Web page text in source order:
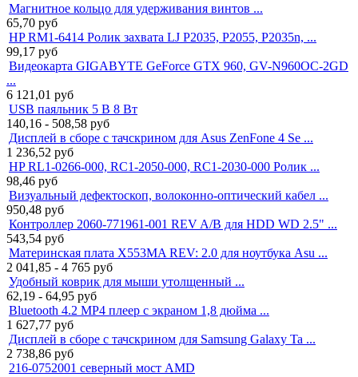
Магнитное кольцо для удерживания винтов ...
65,70 руб
HP RM1-6414 Ролик захвата LJ P2035, P2055, P2035n, ...
99,17 руб
Видеокарта GIGABYTE GeForce GTX 960, GV-N960OC-2GD
...
6 121,01 руб
USB паяльник 5 В 8 Вт
140,16 - 508,58 руб
Дисплей в сборе с тачскрином для Asus ZenFone 4 Se ...
1 236,52 руб
HP RL1-0266-000, RC1-2050-000, RC1-2030-000 Ролик ...
98,46 руб
Визуальный дефектоскоп, волоконно-оптический кабел ...
950,48 руб
Контроллер 2060-771961-001 REV A/B для HDD WD 2.5" ...
543,54 руб
Материнская плата X553MA REV: 2.0 для ноутбука Asu ...
2 041,85 - 4 765 руб
Удобный коврик для мыши утолщенный ...
62,19 - 64,95 руб
Bluetooth 4.2 MP4 плеер с экраном 1,8 дюйма ...
1 627,77 руб
Дисплей в сборе с тачскрином для Samsung Galaxy Ta ...
2 738,86 руб
216-0752001 северный мост AMD